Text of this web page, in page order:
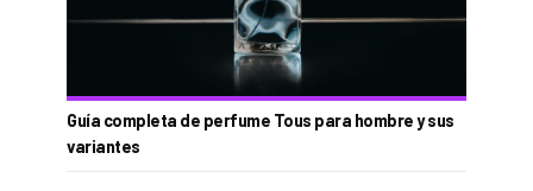
Guía completa de perfume Tous para hombre y sus
variantes